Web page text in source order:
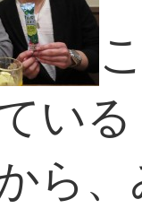
いる
ら